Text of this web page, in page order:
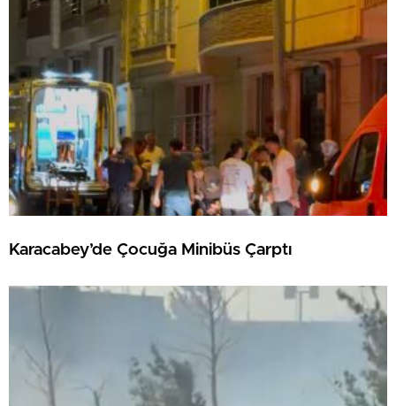
Karacabey’de Çocuğa Minibüs Çarptı